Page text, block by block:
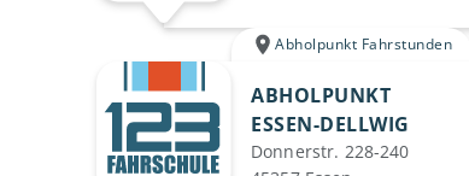
Abholpunkt Fahrstunden
ABHOLPUNKT
ESSEN-DELLWIG
Donnerstr. 228-240